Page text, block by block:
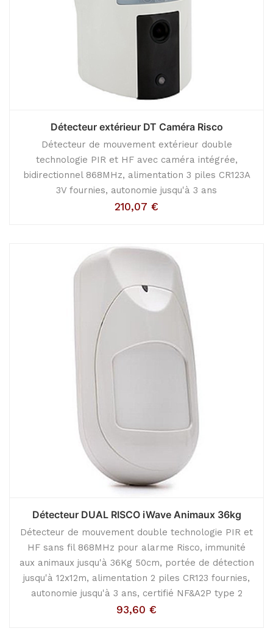
Détecteur extérieur DT Caméra Risco
Détecteur de mouvement extérieur double
technologie PIR et HF avec caméra intégrée,
bidirectionnel 868MHz, alimentation 3 piles CR123A
3V fournies, autonomie jusqu'à 3 ans
210,07 €
Détecteur DUAL RISCO iWave Animaux 36kg
Détecteur de mouvement double technologie PIR et
HF sans fil 868MHz pour alarme Risco, immunité
aux animaux jusqu'à 36Kg 50cm, portée de détection
jusqu'à 12x12m, alimentation 2 piles CR123 fournies,
autonomie jusqu'à 3 ans, certifié NF&A2P type 2
93,60 €